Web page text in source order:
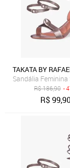
TAKATA BY
Sandália
R$186,90 -
R$